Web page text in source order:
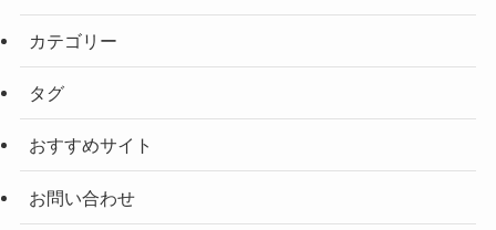
カテゴリー
タグ
おすすめサイト
お問い合わせ